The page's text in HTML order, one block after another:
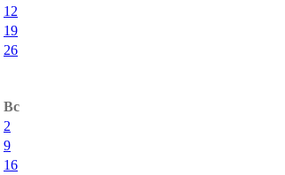
12
19
26
Вс
2
9
16